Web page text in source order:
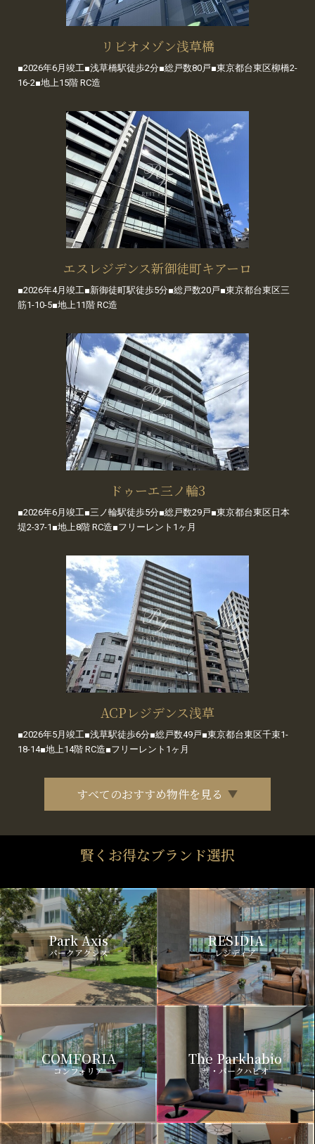
リビオメゾン浅草橋
■2026年6月竣工■浅草橋駅徒歩2分■総戸数80戸■東京都台東区柳橋2-
16-2■地上15階 RC造
エスレジデンス新御徒町キアーロ
■2026年4月竣工■新御徒町駅徒歩5分■総戸数20戸■東京都台東区三
筋1-10-5■地上11階 RC造
ドゥーエ三ノ輪3
■2026年6月竣工■三ノ輪駅徒歩5分■総戸数29戸■東京都台東区日本
堤2-37-1■地上8階 RC造■フリーレント1ヶ月
ACPレジデンス浅草
■2026年5月竣工■浅草駅徒歩6分■総戸数49戸■東京都台東区千束1-
18-14■地上14階 RC造■フリーレント1ヶ月
すべてのおすすめ物件を見る
賢くお得なブランド選択
Park Axis
パークアクシス
RESIDIA
レジディア
COMFORIA
コンフォリア
The Parkhabio
ザ・パークハビオ